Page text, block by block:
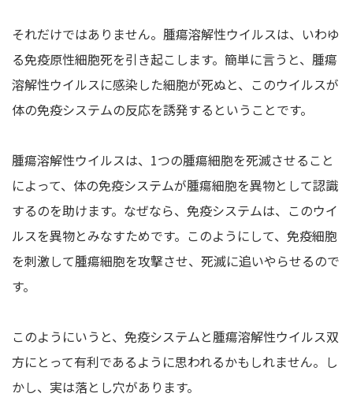
それだけではありません。腫瘍溶解性ウイルスは、いわゆ
る免疫原性細胞死を引き起こします。簡単に言うと、腫瘍
溶解性ウイルスに感染した細胞が死ぬと、このウイルスが
体の免疫システムの反応を誘発するということです。
腫瘍溶解性ウイルスは、1つの腫瘍細胞を死滅させること
によって、体の免疫システムが腫瘍細胞を異物として認識
するのを助けます。なぜなら、免疫システムは、このウイ
ルスを異物とみなすためです。このようにして、免疫細胞
を刺激して腫瘍細胞を攻撃させ、死滅に追いやらせるので
す。
このようにいうと、免疫システムと腫瘍溶解性ウイルス双
方にとって有利であるように思われるかもしれません。し
かし、実は落とし穴があります。